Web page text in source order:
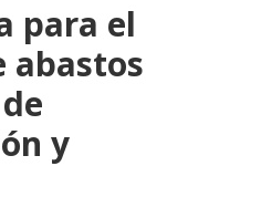
para el
abastos
y